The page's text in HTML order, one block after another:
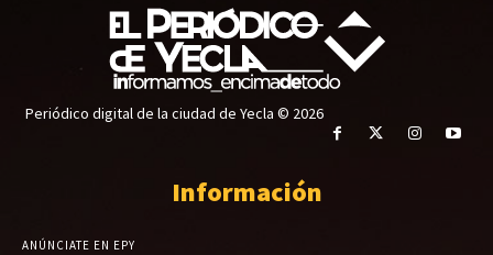
Periódico digital de la ciudad de Yecla © 2026
Información
ANÚNCIATE EN EPY